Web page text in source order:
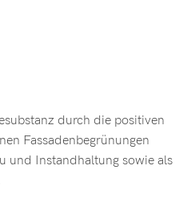
durch die positiven
Fassadenbegrünungen
und Instandhaltung sowie als